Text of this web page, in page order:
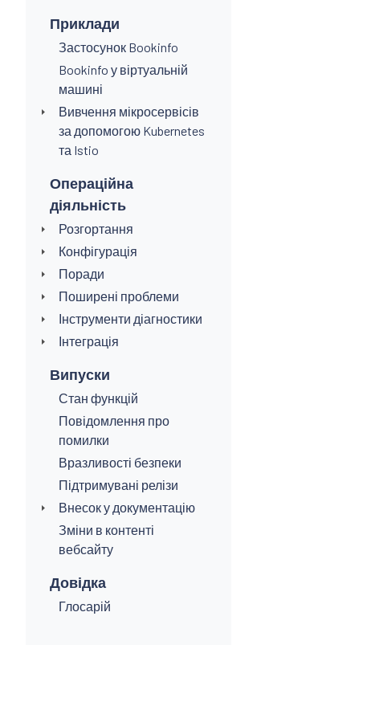
Приклади
Застосунок Bookinfo
Bookinfo у віртуальній
машині
Вивчення мікросервісів
за допомогою Kubernetes
та Istio
Операційна
діяльність
Розгортання
Конфігурація
Поради
Поширені проблеми
Інструменти діагностики
Інтеграція
Випуски
Стан функцій
Повідомлення про
помилки
Вразливості безпеки
Підтримувані релізи
Внесок у документацію
Зміни в контенті
вебсайту
Довідка
Глосарій